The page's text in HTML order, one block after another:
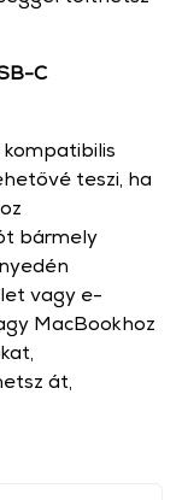
C
teszi, ha
bármely
vagy e-
MacBookhoz
át,